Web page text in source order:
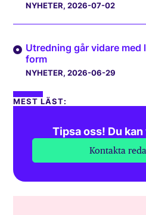
NYHETER, 2026-07-02
Utredning går vidare
form
NYHETER, 2026-06-29
MEST LÄST:
Tipsa oss! Du
Kontakta